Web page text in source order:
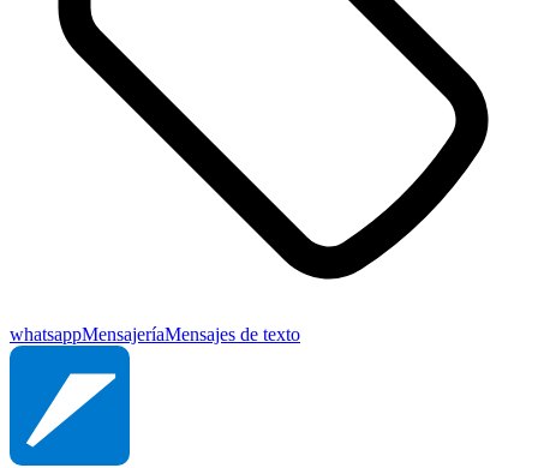
whatsappMensajeríaMensajes de texto